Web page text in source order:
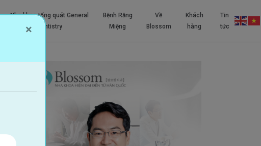
Nha khoa tổng quát General
Dentistry
Bệnh Răng
Miệng
Về
Blossom
Khách
hàng
Tin
tức
×